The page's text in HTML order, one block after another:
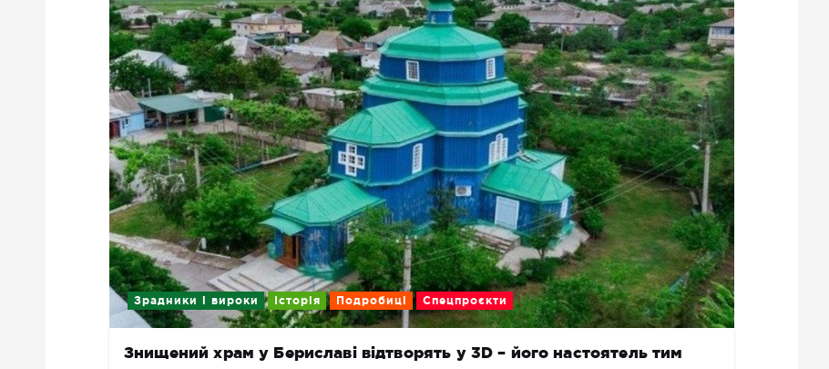
Зрадники і вироки Історія Подробиці Спецпроєкти
Знищений храм у Бериславі відтворять у 3D – його настоятель тим